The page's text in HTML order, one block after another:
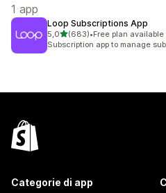
1 app
Loop Subscriptions App
5,0stelle su 5
(683)
683 recensioni totali
•Free plan available
Subscription app to manage
Categorie di app